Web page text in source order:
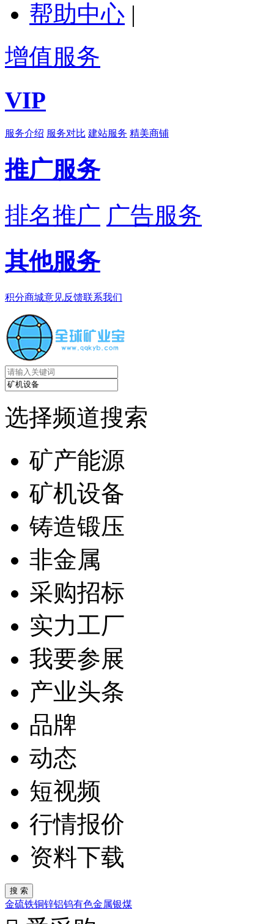
帮助中心 |
增值服务
VIP
服务介绍 服务对比 建站服务 精美商铺
推广服务
排名推广 广告服务
其他服务
积分商城意见反馈联系我们
选择频道搜索
矿产能源
矿机设备
铸造锻压
非金属
采购招标
实力工厂
我要参展
产业头条
品牌
动态
短视频
行情报价
资料下载
金硫铁铜锌铝钨有色金属银煤